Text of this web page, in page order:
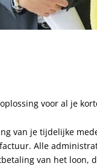
voor al je
van je tijdelijke
Alle
van het loon,